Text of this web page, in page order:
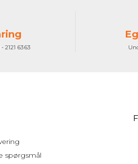
2121 6363
spørgsmål